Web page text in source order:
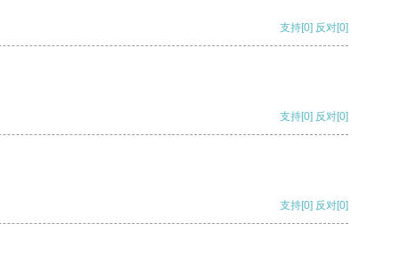
支持[0] 反对[0]
支持[0] 反对[0]
支持[0] 反对[0]